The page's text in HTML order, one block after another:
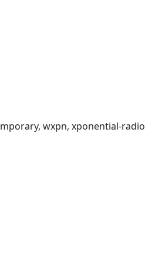
wxpn, xponential-radio